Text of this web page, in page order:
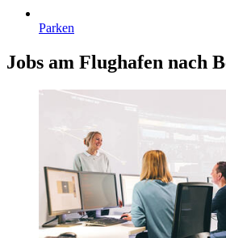
Parken
Jobs am Flughafen nach